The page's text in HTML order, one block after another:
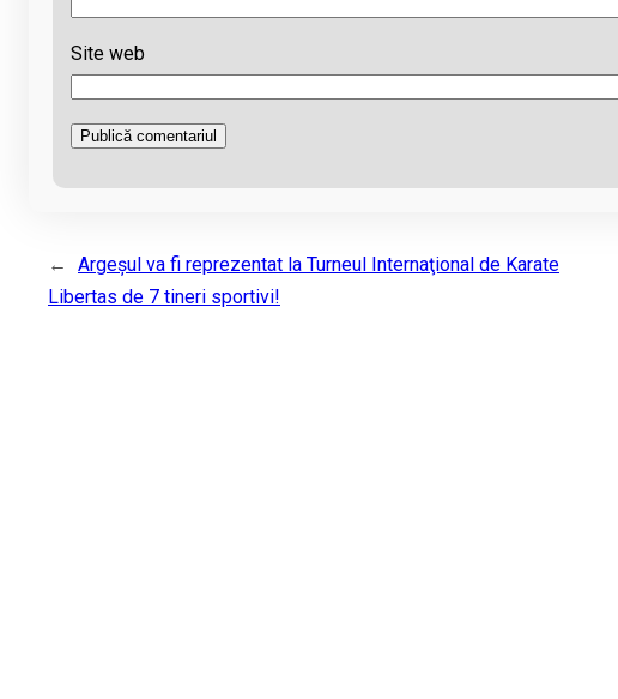
Site web
←
Argeșul va fi reprezentat la Turneul Internaţional de Karate
Libertas de 7 tineri sportivi!